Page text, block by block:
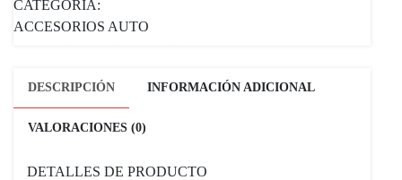
CATEGORÍA:
ACCESORIOS AUTO
DESCRIPCIÓN INFORMACIÓN ADICIONAL
VALORACIONES (0)
DETALLES DE PRODUCTO